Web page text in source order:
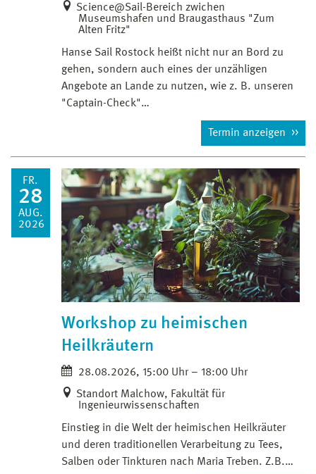
Science@Sail-Bereich zwichen
Museumshafen und Braugasthaus "Zum
Alten Fritz"
Hanse Sail Rostock heißt nicht nur an Bord zu
gehen, sondern auch eines der unzähligen
Angebote an Lande zu nutzen, wie z. B. unseren
"Captain-Check"…
Termin anzeigen
FR.
28
AUG.
2026
Workshop zu heimischen
Heilkräutern
28.08.2026, 15:00 Uhr – 18:00 Uhr
Standort Malchow, Fakultät für
Ingenieurwissenschaften
Einstieg in die Welt der heimischen Heilkräuter
und deren traditionellen Verarbeitung zu Tees,
Salben oder Tinkturen nach Maria Treben. Z.B.…